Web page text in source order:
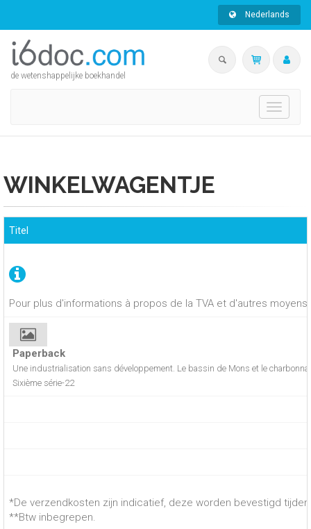
Nederlands
de wetenshappelijke boekhandel
Toggle
WINKELWAGENTJE
Pour plus d'informations à propos de la TVA et d'autres
Titel
Paperback
Une industrialisation sans développement. Le bassin de Mons et le
Sixième série-22
*De verzendkosten zijn indicatief, deze worden bevestigd
**Btw inbegrepen.